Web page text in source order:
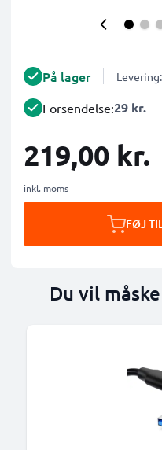
På lager
Forsendelse:29 kr.
219,00 kr.
inkl. moms
FØJ
Du vil